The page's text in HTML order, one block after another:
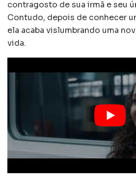
contragosto de sua irmã e seu
Contudo, depois de conhecer
ela acaba vislumbrando uma
vida.